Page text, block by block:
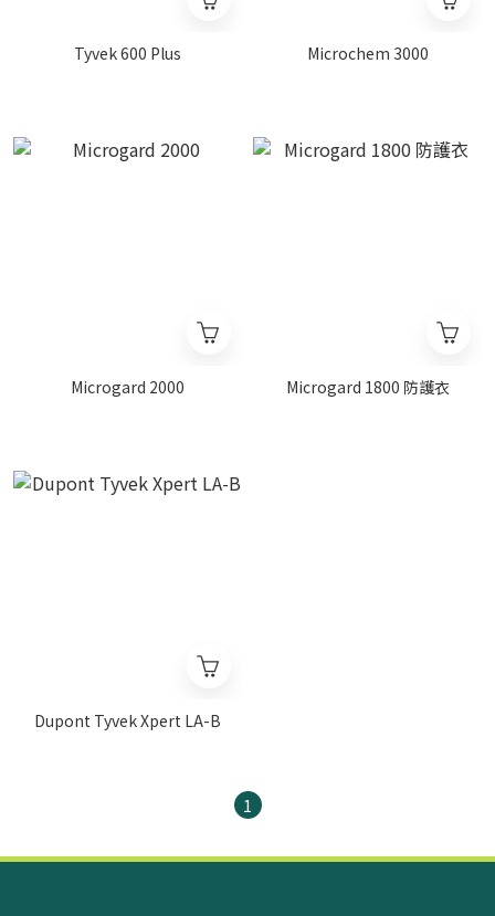
Tyvek 600 Plus Microchem 3000
Microgard 2000 Microgard 1800 防護衣
Dupont Tyvek Xpert LA-B
1